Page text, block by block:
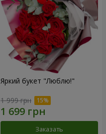
Яркий букет "Люблю!"
1 999 грн
Заказать